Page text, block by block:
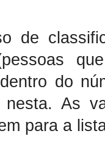
de
do
As
para a